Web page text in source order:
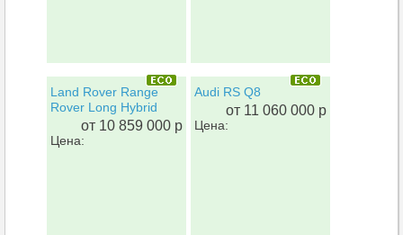
Land Rover Range
Rover Long Hybrid
от 10 859 000 р
Цена:
Audi RS Q8
от 11 060 000 р
Цена: